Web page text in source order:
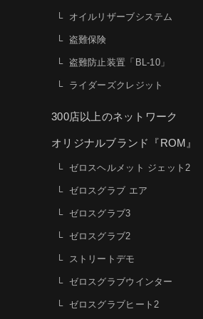
オイルリザーブシステム
盗難保険
盗難防止装置「BL-10」
ライダーズクレジット
300店以上のネットワーク
オリジナルブランド『ROM』
ゼロスヘルメット ジェット2
ゼロスグラブ エア
ゼロスグラブ3
ゼロスグラブ2
ストリートデモ
ゼロスグラブウインター
ゼロスグラブヒート2